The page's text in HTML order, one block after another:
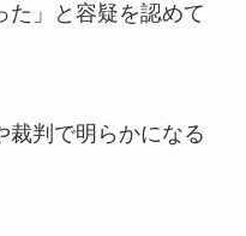
た」と容疑を認めて
裁判で明らかになる